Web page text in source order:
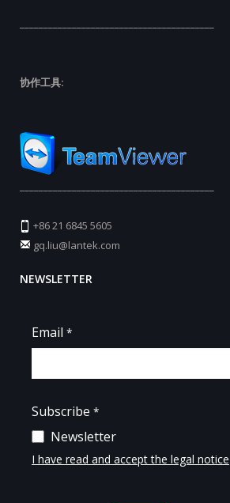
协作工具:
+86 21 6845 5605
gq.liu@lantek.com
NEWSLETTER